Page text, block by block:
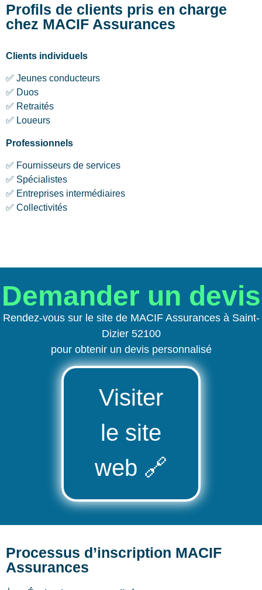
Profils de clients pris en charge
chez MACIF Assurances
Clients individuels
✅ Jeunes conducteurs
✅ Duos
✅ Retraités
✅ Loueurs
Professionnels
✅ Fournisseurs de services
✅ Spécialistes
✅ Entreprises intermédiaires
✅ Collectivités
Demander un devis
Rendez-vous sur le site de MACIF Assurances à Saint-
Dizier 52100
pour obtenir un devis personnalisé
Visiter
le site
web 🔗
Processus d’inscription MACIF
Assurances